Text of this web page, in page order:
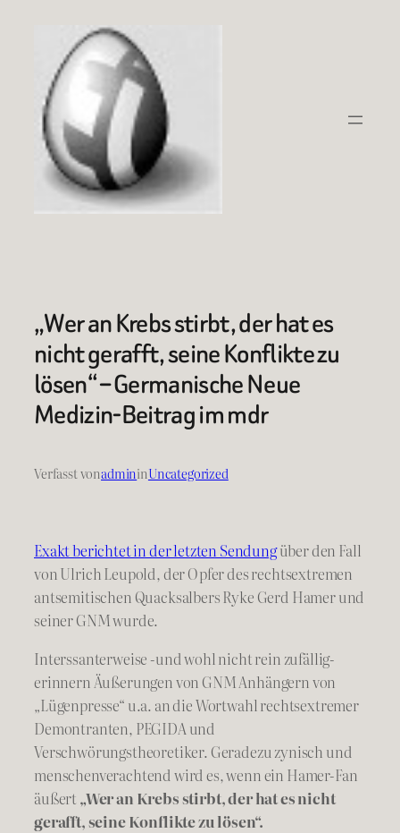
springen
„Wer an Krebs stirbt, der hat es
nicht gerafft, seine Konflikte zu
lösen“ – Germanische Neue
Medizin-Beitrag im mdr
Verfasst vonadmininUncategorized
Exakt berichtet in der letzten Sendungüber den Fall
von Ulrich Leupold, der Opfer des rechtsextremen
antsemitischen Quacksalbers Ryke Gerd Hamer und
seiner GNM wurde.
Interssanterweise -und wohl nicht rein zufällig-
erinnern Äußerungen von GNM Anhängern von
„Lügenpresse“ u.a. an die Wortwahl rechtsextremer
Demontranten, PEGIDA und
Verschwörungstheoretiker. Geradezu zynisch und
menschenverachtend wird es, wenn ein Hamer-Fan
äußert „Wer an Krebs stirbt, der hat es nicht
gerafft, seine Konflikte zu lösen“.